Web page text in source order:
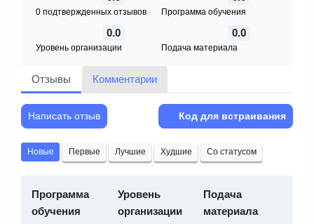
0 подтвержденных отзывов Программа обучения
0.0
Уровень организации
0.0
Подача материала
Отзывы Комментарии
Написать отзыв Код для встраивания
Новые Первые Лучшие Худшие Со статусом
Программа
обучения
Уровень
организации
Подача
материала